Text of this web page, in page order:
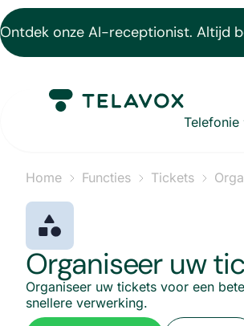
Ontdek onze AI-receptionist. Altijd
Telefonie
Home Functies Tickets
Organiseer uw
Organiseer uw tickets voor een
snellere verwerking.